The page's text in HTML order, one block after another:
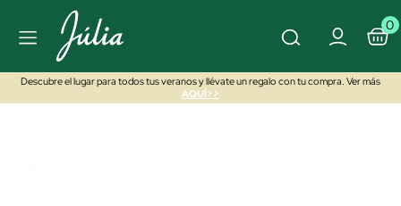
0
Descubre el lugar para todos tus veranos y llévate un regalo con tu compra. Ver más
AQUÍ>>